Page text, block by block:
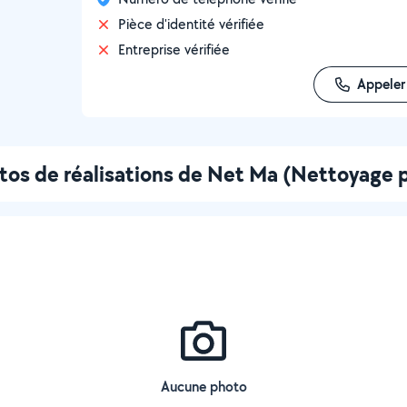
Pièce d'identité vérifiée
Entreprise vérifiée
Appeler
de réalisations de Net Ma (Nettoyage
Aucune photo